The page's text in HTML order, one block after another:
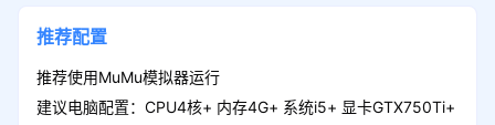
推荐配置
推荐使用MuMu模拟器运行
建议电脑配置：CPU4核+ 内存4G+ 系统i5+ 显卡GTX750Ti+